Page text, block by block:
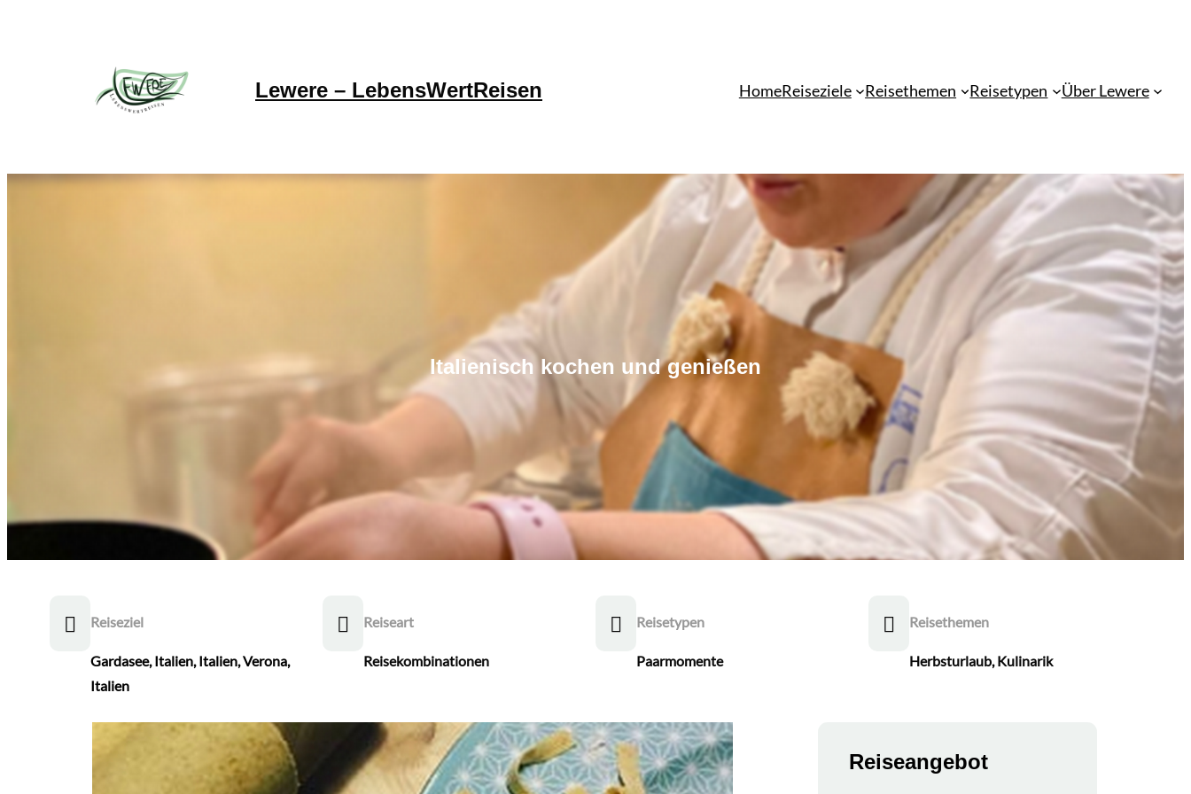
Lewere – LebensWertReisen HomeReiseziele Reisethemen Reisetypen Über Lewere
Italienisch kochen und genießen
Reiseziel
Gardasee, Italien,Italien,Verona,
Italien
Reiseart
Reisekombinationen
Reisetypen
Paarmomente
Reisethemen
Herbsturlaub,Kulinarik
Reiseangebot